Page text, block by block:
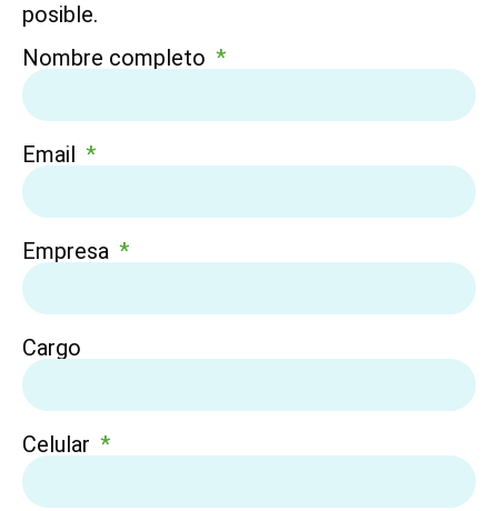
posible.
Nombre completo
Email
Empresa
Cargo
Celular